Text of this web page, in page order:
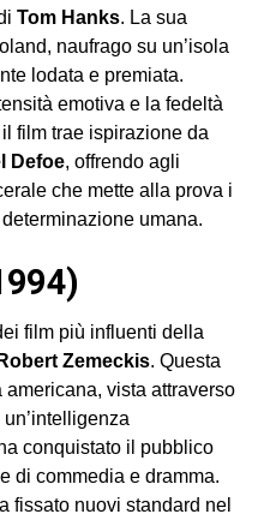
Tom Hanks. La sua
naufrago su un’isola
lodata e premiata.
emotiva e la fedeltà
film trae ispirazione da
Defoe, offrendo agli
che mette alla prova i
umana.
film più influenti della
Robert Zemeckis. Questa
vista attraverso
conquistato il pubblico
di commedia e dramma.
fissato nuovi standard nel